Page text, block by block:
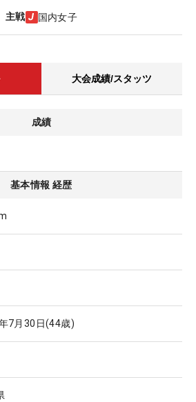
主戦 国内女子
大会成績/スタッツ
成績
基本情報 経歴
7月30日(44歳)